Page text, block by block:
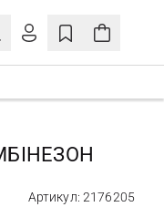
КАБИНЕТ
УЧЕТНУЮ ЗАПИСЬ
Артикул: 2176205